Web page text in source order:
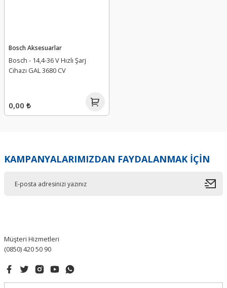
Bosch Aksesuarlar
Bosch - 14,4-36 V Hızlı Şarj
Cihazı GAL 3680 CV
0,00 ₺
KAMPANYALARIMIZDAN FAYDALANMAK İÇİN
Müşteri Hizmetleri
(0850) 420 50 90